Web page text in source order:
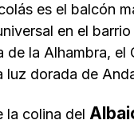
es el balcón
en el
la Alhambra, el
luz dorada de
la colina del